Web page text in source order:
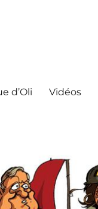
d’Oli Vidéos